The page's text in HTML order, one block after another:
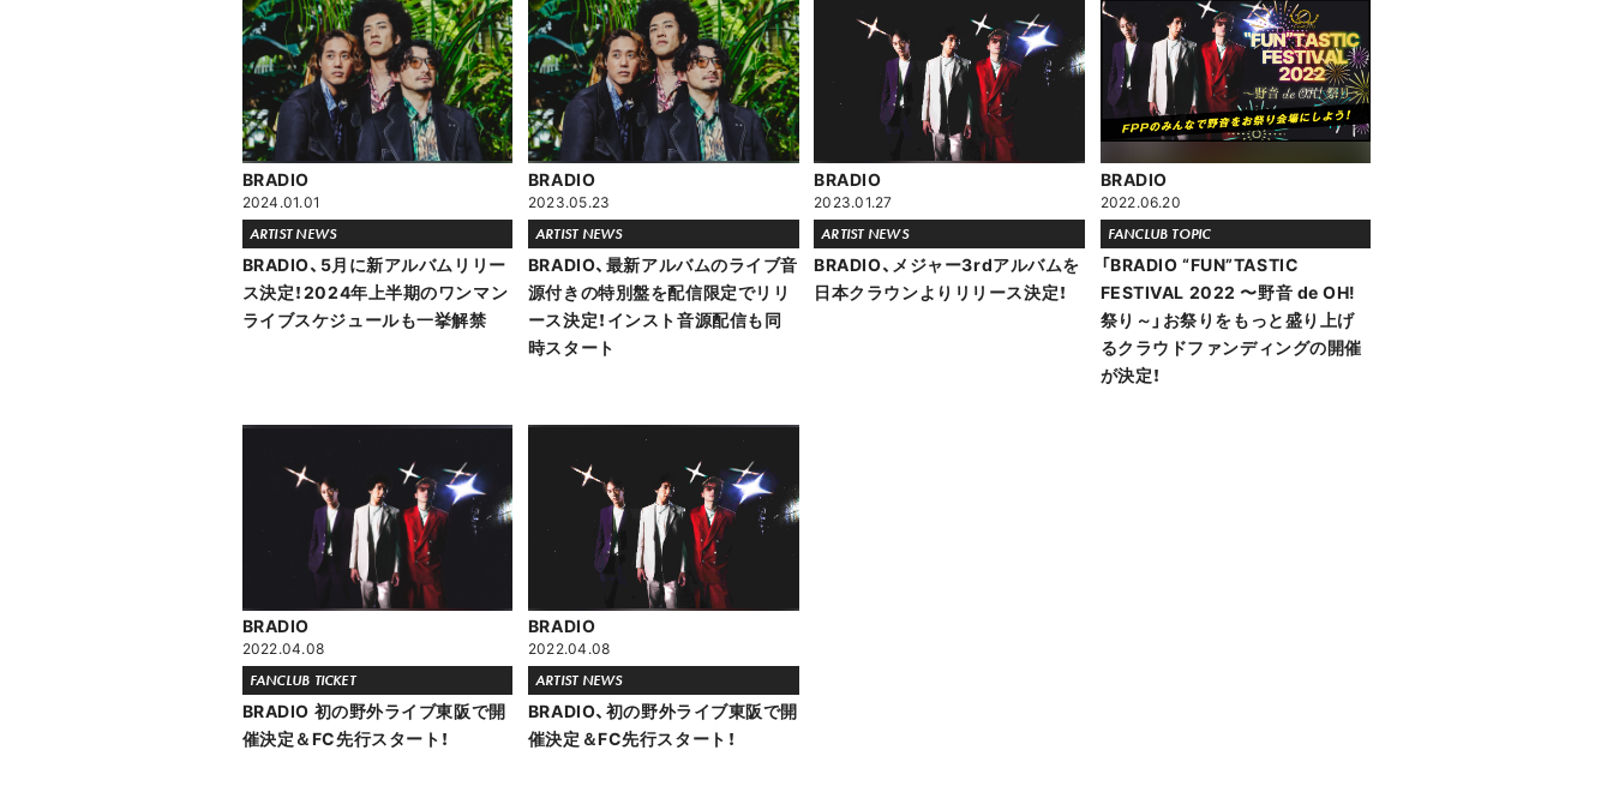
BRADIO
2024.01.01
ARTIST NEWS
BRADIO、5月に新アルバムリリー
ス決定！2024年上半期のワンマン
ライブスケジュールも一挙解禁
BRADIO
2023.05.23
ARTIST NEWS
BRADIO、最新アルバムのライブ音
源付きの特別盤を配信限定でリリ
ース決定！インスト音源配信も同
時スタート
BRADIO
2023.01.27
ARTIST NEWS
BRADIO、メジャー3rdアルバムを
日本クラウンよりリリース決定！
BRADIO
2022.06.20
FANCLUB TOPIC
「BRADIO “FUN”TASTIC
FESTIVAL 2022 〜野音 de OH!
祭り～」お祭りをもっと盛り上げ
るクラウドファンディングの開催
が決定！
BRADIO
2022.04.08
FANCLUB TICKET
BRADIO 初の野外ライブ東阪で開
催決定＆FC先行スタート！
BRADIO
2022.04.08
ARTIST NEWS
BRADIO、初の野外ライブ東阪で開
催決定＆FC先行スタート！